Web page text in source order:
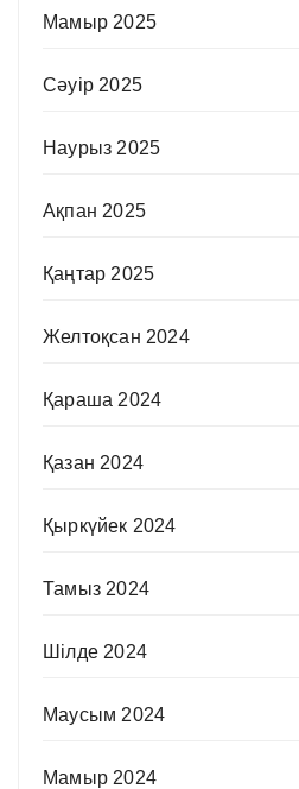
Мамыр 2025
Сәуір 2025
Наурыз 2025
Ақпан 2025
Қаңтар 2025
Желтоқсан 2024
Қараша 2024
Қазан 2024
Қыркүйек 2024
Тамыз 2024
Шілде 2024
Маусым 2024
Мамыр 2024